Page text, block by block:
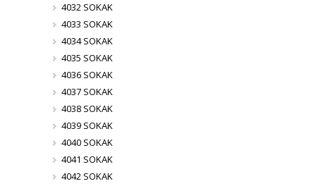
4032 SOKAK
4033 SOKAK
4034 SOKAK
4035 SOKAK
4036 SOKAK
4037 SOKAK
4038 SOKAK
4039 SOKAK
4040 SOKAK
4041 SOKAK
4042 SOKAK